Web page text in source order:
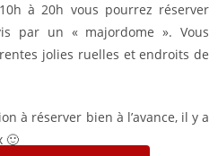
à 20h vous pourrez réserver
par un « majordome ». Vous
jolies ruelles et endroits de
à réserver bien à l’avance, il y a
🙂